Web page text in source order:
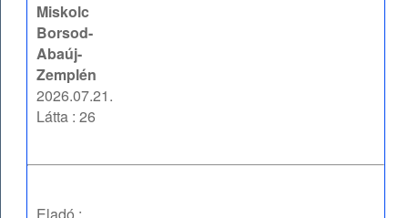
Miskolc
Borsod-
Abaúj-
Zemplén
2026.07.21.
Látta : 26